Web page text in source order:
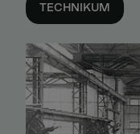
TECHNIKUM